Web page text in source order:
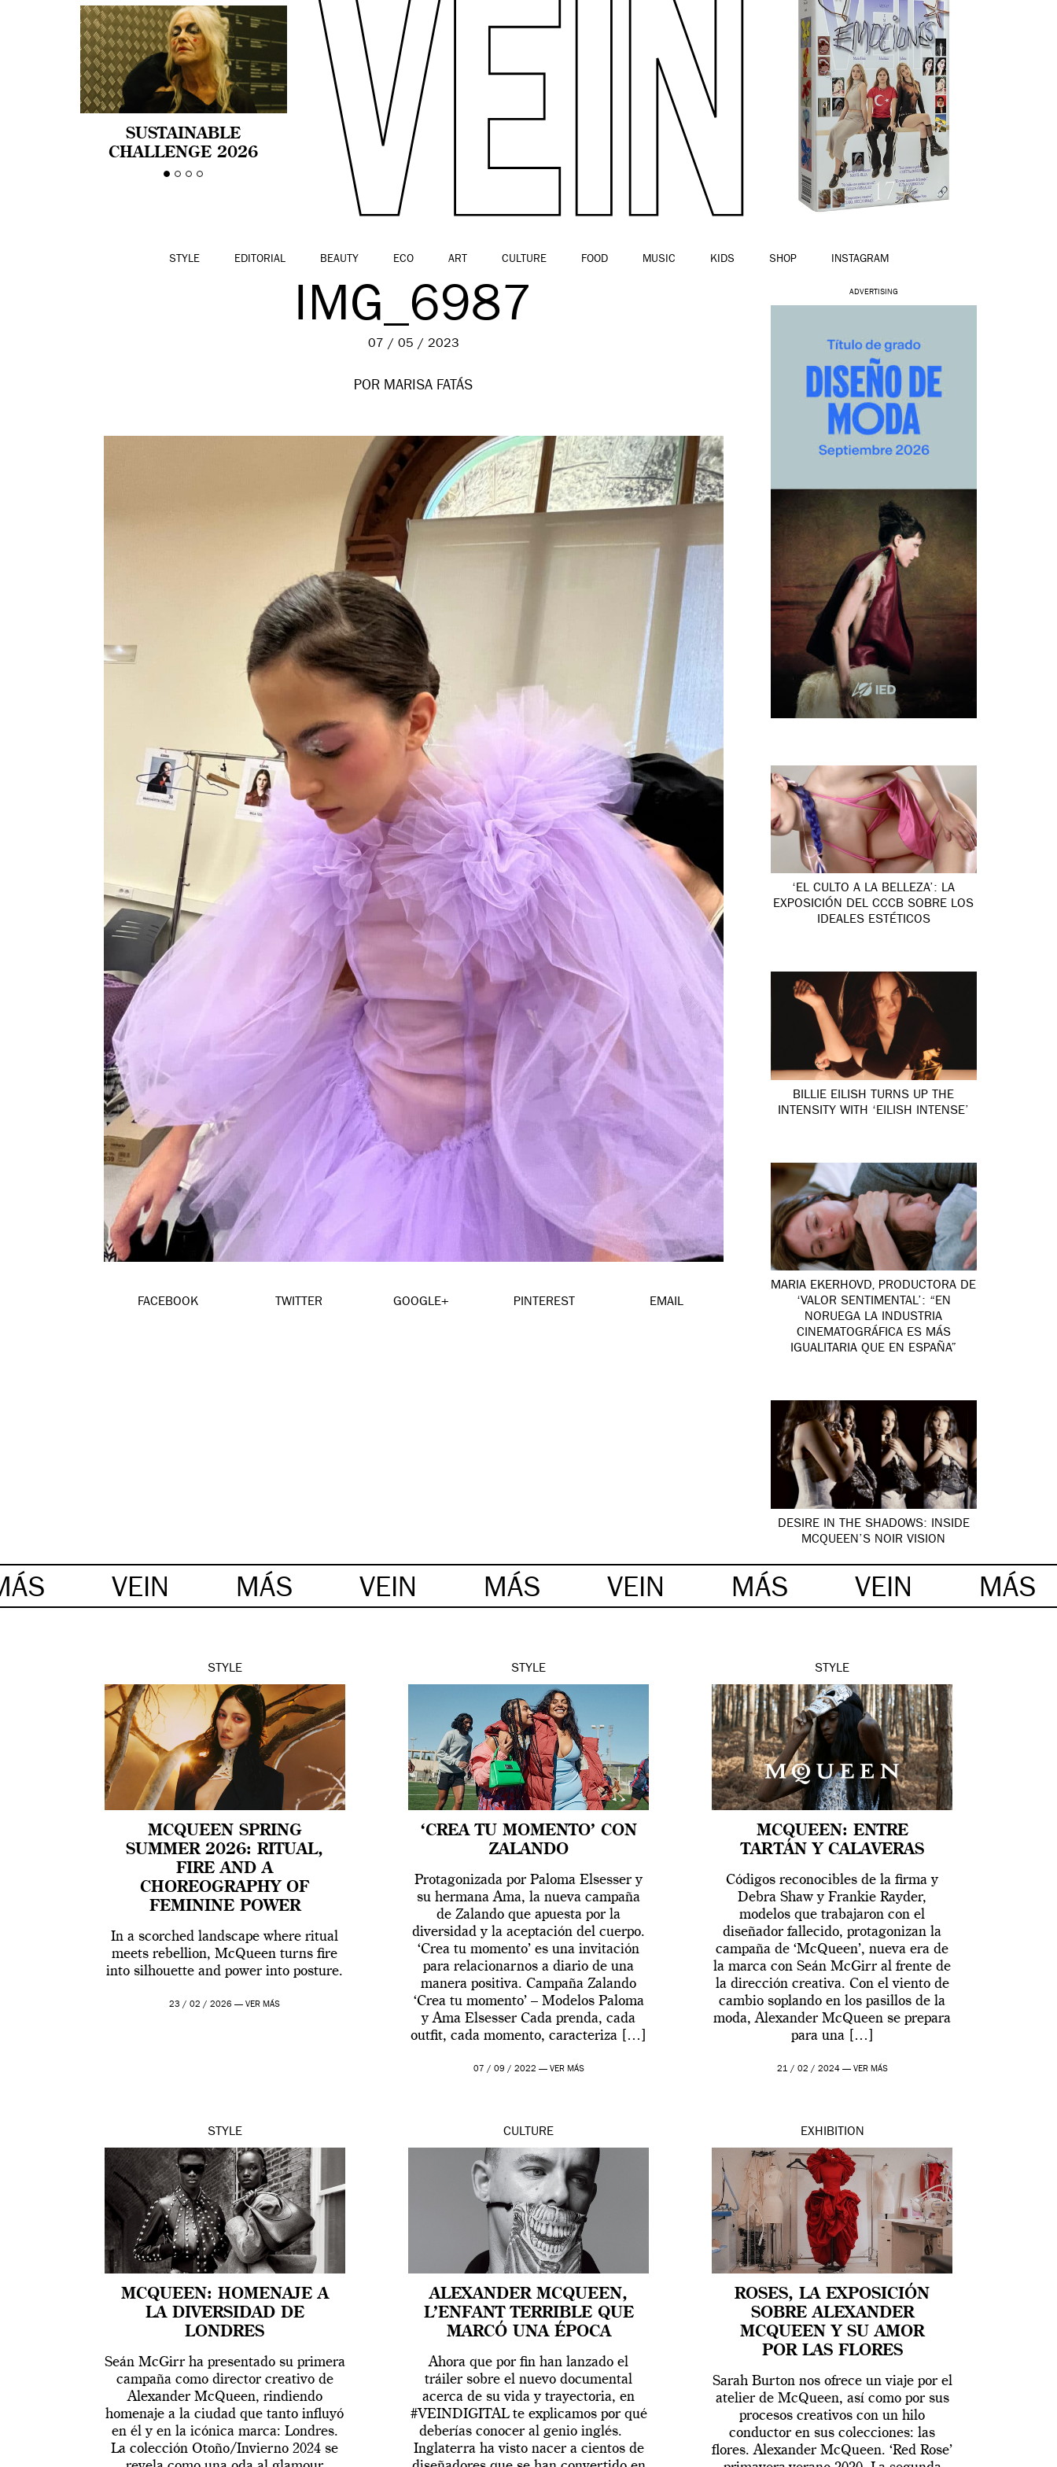
SUSTAINABLE
CHALLENGE 2026
CELEBRA LA
STYLE EDITORIAL BEAUTY ECO ART CULTURE FOOD MUSIC KIDS SHOP INSTAGRAM
IMG_6987
07 / 05 / 2023
POR MARISA FATÁS
FACEBOOK TWITTER GOOGLE+ PINTEREST EMAIL
ADVERTISING
‘EL CULTO A LA BELLEZA’: LA
EXPOSICIÓN DEL CCCB SOBRE LOS
IDEALES ESTÉTICOS
BILLIE EILISH TURNS UP THE
INTENSITY WITH ‘EILISH INTENSE’
MARIA EKERHOVD, PRODUCTORA DE
‘VALOR SENTIMENTAL’: “EN
NORUEGA LA INDUSTRIA
CINEMATOGRÁFICA ES MÁS
IGUALITARIA QUE EN ESPAÑA”
DESIRE IN THE SHADOWS: INSIDE
MCQUEEN’S NOIR VISION
VEIN MÁS VEIN MÁS VEIN MÁS VEIN MÁS
STYLE
MCQUEEN SPRING
SUMMER 2026: RITUAL,
FIRE AND A
CHOREOGRAPHY OF
FEMININE POWER
In a scorched landscape where ritual
meets rebellion, McQueen turns fire
into silhouette and power into posture.
23 / 02 / 2026 —VER MÁS
STYLE
‘CREA TU MOMENTO’ CON
ZALANDO
Protagonizada por Paloma Elsesser y
su hermana Ama, la nueva campaña
de Zalando que apuesta por la
diversidad y la aceptación del cuerpo.
‘Crea tu momento’ es una invitación
para relacionarnos a diario de una
manera positiva. Campaña Zalando
‘Crea tu momento’ – Modelos Paloma
y Ama Elsesser Cada prenda, cada
outfit, cada momento, caracteriza […]
07 / 09 / 2022 — VER MÁS
STYLE
MCQUEEN: ENTRE
TARTÁN Y CALAVERAS
Códigos reconocibles de la firma y
Debra Shaw y Frankie Rayder,
modelos que trabajaron con el
diseñador fallecido, protagonizan la
campaña de ‘McQueen’, nueva era de
la marca con Seán McGirr al frente de
la dirección creativa. Con el viento de
cambio soplando en los pasillos de la
moda, Alexander McQueen se prepara
para una […]
21 / 02 / 2024 — VER MÁS
STYLE
MCQUEEN: HOMENAJE A
LA DIVERSIDAD DE
LONDRES
Seán McGirr ha presentado su primera
campaña como director creativo de
Alexander McQueen, rindiendo
homenaje a la ciudad que tanto influyó
en él y en la icónica marca: Londres.
La colección Otoño/Invierno 2024 se
CULTURE
ALEXANDER MCQUEEN,
L’ENFANT TERRIBLE QUE
MARCÓ UNA ÉPOCA
Ahora que por fin han lanzado el
tráiler sobre el nuevo documental
acerca de su vida y trayectoria, en
#VEINDIGITAL te explicamos por qué
deberías conocer al genio inglés.
Inglaterra ha visto nacer a cientos de
EXHIBITION
ROSES, LA EXPOSICIÓN
SOBRE ALEXANDER
MCQUEEN Y SU AMOR
POR LAS FLORES
Sarah Burton nos ofrece un viaje por el
atelier de McQueen, así como por sus
procesos creativos con un hilo
conductor en sus colecciones: las
flores. Alexander McQueen. ‘Red Rose’